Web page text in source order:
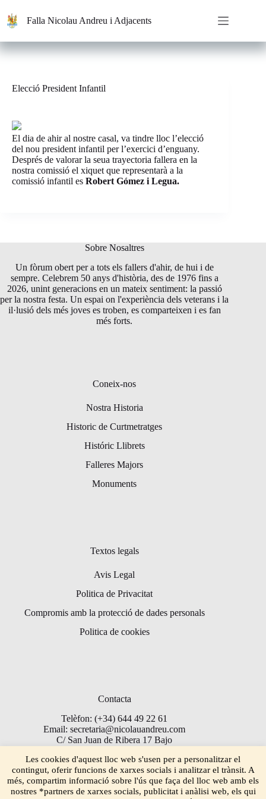
contenido
Falla Nicolau Andreu i Adjacents
Elecció President Infantil
El dia de ahir al nostre casal, va tindre lloc l’elecció
del nou president infantil per l’exercici d’enguany.
Després de valorar la seua trayectoria fallera en la
nostra comissió el xiquet que representarà a la
comissió infantil es Robert Gómez i Legua.
Sobre Nosaltres
Un fòrum obert per a tots els fallers d'ahir, de hui i de
sempre. Celebrem 50 anys d'història, des de 1976 fins a
2026, unint generacions en un mateix sentiment: la passió
per la nostra festa. Un espai on l'experiència dels veterans i la
il·lusió dels més joves es troben, es comparteixen i es fan
més forts.
Coneix-nos
Nostra Historia
Historic de Curtmetratges
Históric Llibrets
Falleres Majors
Monuments
Textos legals
Avis Legal
Politica de Privacitat
Compromis amb la protecció de dades personals
Politica de cookies
Contacta
Telèfon: (+34) 644 49 22 61
Email: secretaria@nicolauandreu.com
C/ San Juan de Ribera 17 Bajo
Les cookies d'aquest lloc web s'usen per a personalitzar el
contingut, oferir funcions de xarxes socials i analitzar el trànsit. A
més, compartim informació sobre l'ús que faça del lloc web amb els
nostres *partners de xarxes socials, publicitat i anàlisi web, els qui